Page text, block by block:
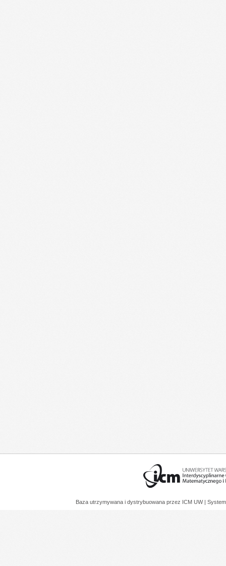
Baza utrzymywana i dystrybuowana przez ICM UW |